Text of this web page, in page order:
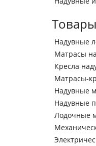
Надувные
Матрасы
Кресла
Матрасы-
Надувные
Надувные
Лодочные